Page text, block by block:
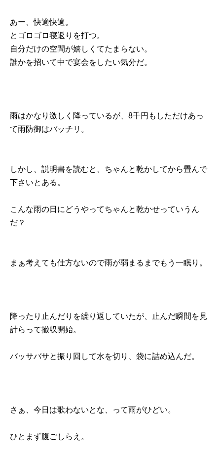
あー、快適快適。
とゴロゴロ寝返りを打つ。
自分だけの空間が嬉しくてたまらない。
誰かを招いて中で宴会をしたい気分だ。
雨はかなり激しく降っているが、8千円もしただけあっ
て雨防御はバッチリ。
しかし、説明書を読むと、ちゃんと乾かしてから畳んで
下さいとある。
こんな雨の日にどうやってちゃんと乾かせっていうん
だ？
まぁ考えても仕方ないので雨が弱まるまでもう一眠り。
降ったり止んだりを繰り返していたが、止んだ瞬間を見
計らって撤収開始。
バッサバサと振り回して水を切り、袋に詰め込んだ。
さぁ、今日は歌わないとな、って雨がひどい。
ひとまず腹ごしらえ。